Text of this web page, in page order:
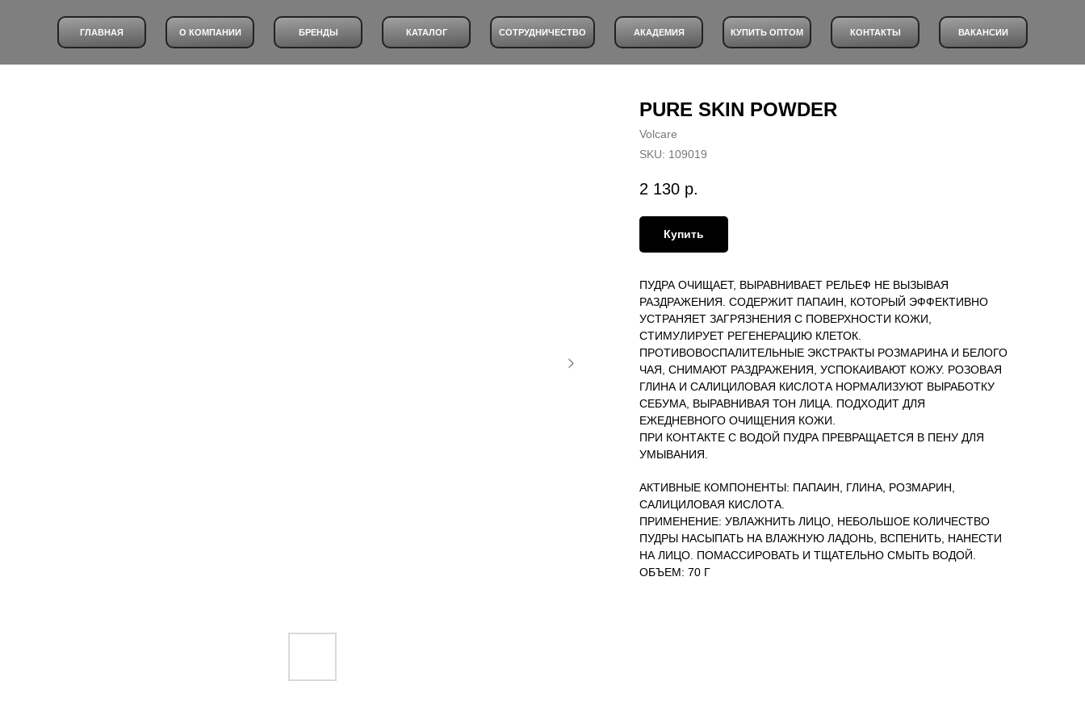
СОТРУДНИЧЕСТВО
КАТАЛОГ
БРЕНДЫ
О КОМПАНИИ
ГЛАВНАЯ АКАДЕМИЯ КУПИТЬ ОПТОМ КОНТАКТЫ ВАКАНСИИ
PURE SKIN POWDER
Volcare
SKU: 109019
2 130 р.
Купить
ПУДРА ОЧИЩАЕТ, ВЫРАВНИВАЕТ РЕЛЬЕФ НЕ ВЫЗЫВАЯ
РАЗДРАЖЕНИЯ. СОДЕРЖИТ ПАПАИН, КОТОРЫЙ ЭФФЕКТИВНО
УСТРАНЯЕТ ЗАГРЯЗНЕНИЯ С ПОВЕРХНОСТИ КОЖИ,
СТИМУЛИРУЕТ РЕГЕНЕРАЦИЮ КЛЕТОК.
ПРОТИВОВОСПАЛИТЕЛЬНЫЕ ЭКСТРАКТЫ РОЗМАРИНА И БЕЛОГО
ЧАЯ, СНИМАЮТ РАЗДРАЖЕНИЯ, УСПОКАИВАЮТ КОЖУ. РОЗОВАЯ
ГЛИНА И САЛИЦИЛОВАЯ КИСЛОТА НОРМАЛИЗУЮТ ВЫРАБОТКУ
СЕБУМА, ВЫРАВНИВАЯ ТОН ЛИЦА. ПОДХОДИТ ДЛЯ
ЕЖЕДНЕВНОГО ОЧИЩЕНИЯ КОЖИ.
ПРИ КОНТАКТЕ С ВОДОЙ ПУДРА ПРЕВРАЩАЕТСЯ В ПЕНУ ДЛЯ
УМЫВАНИЯ.
АКТИВНЫЕ КОМПОНЕНТЫ: ПАПАИН, ГЛИНА, РОЗМАРИН,
САЛИЦИЛОВАЯ КИСЛОТА.
ПРИМЕНЕНИЕ: УВЛАЖНИТЬ ЛИЦО, НЕБОЛЬШОЕ КОЛИЧЕСТВО
ПУДРЫ НАСЫПАТЬ НА ВЛАЖНУЮ ЛАДОНЬ, ВСПЕНИТЬ, НАНЕСТИ
НА ЛИЦО. ПОМАССИРОВАТЬ И ТЩАТЕЛЬНО СМЫТЬ ВОДОЙ.
ОБЪЕМ: 70 Г